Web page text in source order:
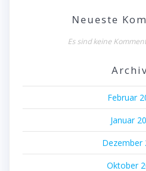
Neueste
Es sind keine
Februar
Januar
Dezember
Oktober